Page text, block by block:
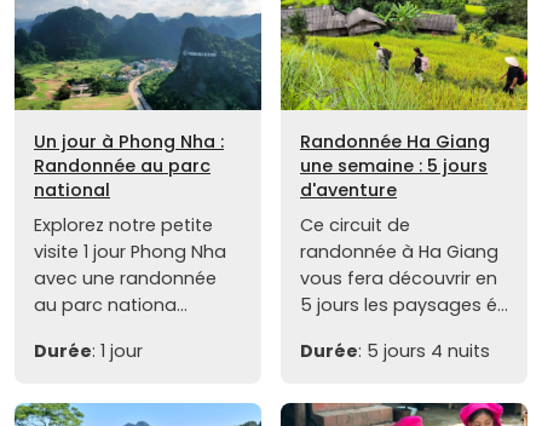
Un jour à Phong Nha :
Randonnée au parc
national
Explorez notre petite
visite 1 jour Phong Nha
avec une randonnée
au parc nationa...
Durée: 1 jour
Randonnée Ha Giang
une semaine : 5 jours
d'aventure
Ce circuit de
randonnée à Ha Giang
vous fera découvrir en
5 jours les paysages é...
Durée: 5 jours 4 nuits